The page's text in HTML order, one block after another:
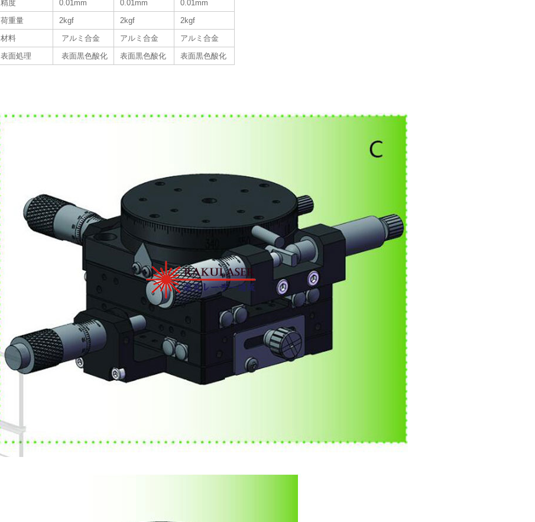
精度
0.01mm 0.01mm
0.01mm
荷重量
2kgf 2kgf
2kgf
材料
アルミ合金 アルミ合金
アルミ合金
表面処理
表面黒色酸化 表面黒色酸化 表面黒色酸化